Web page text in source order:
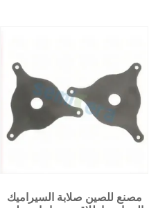
مصنع للصين صلابة السيراميك